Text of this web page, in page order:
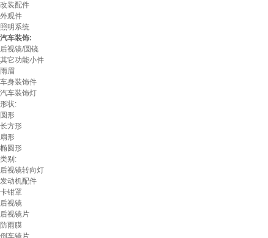
改装配件
外观件
照明系统
汽车装饰:
后视镜/圆镜
其它功能小件
雨眉
车身装饰件
汽车装饰灯
形状:
圆形
长方形
扇形
椭圆形
类别:
后视镜转向灯
发动机配件
卡钳罩
后视镜
后视镜片
防雨膜
倒车镜片